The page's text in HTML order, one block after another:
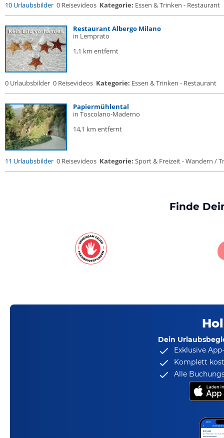
10 Urlaubsbilder 0 Reisevideos Kategorie: Essen & Trinken - Restaurant
Restaurant Albergo Milano
in Lemprato
1,1 km entfernt
0 Urlaubsbilder 0 Reisevideos Kategorie: Essen & Trinken - Restaurant
Papiermühlental
in Toscolano-Maderno
14,1 km entfernt
11 Urlaubsbilder 0 Reisevideos Kategorie: Sport & Freizeit - Wandern /
Finde
Dein
Exklusive
Komplett
Alle